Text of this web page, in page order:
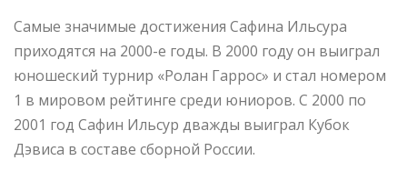
Самые значимые достижения Сафина Ильсура
приходятся на 2000-е годы. В 2000 году он выиграл
юношеский турнир «Ролан Гаррос» и стал номером
1 в мировом рейтинге среди юниоров. С 2000 по
2001 год Сафин Ильсур дважды выиграл Кубок
Дэвиса в составе сборной России.